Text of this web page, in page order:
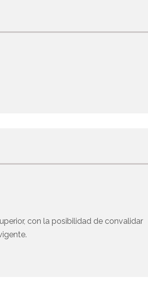
con la posibilidad de convalidar